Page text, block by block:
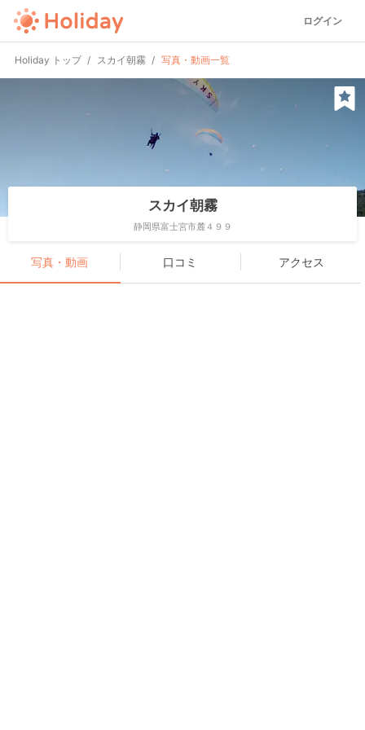
ログイン
Holiday トップ スカイ朝霧 写真・動画一覧
スカイ朝霧
静岡県富士宮市麓４９９
写真・動画 口コミ アクセス